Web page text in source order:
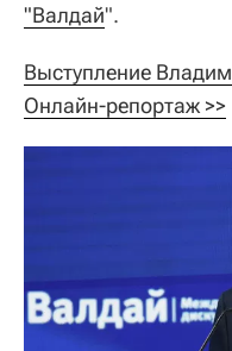
"Валдай".
Выступление
Онлайн-репортаж >>